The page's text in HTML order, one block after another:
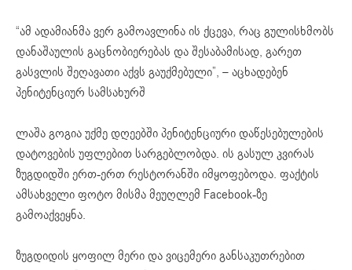
“ამ ადამიანმა ვერ გამოავლინა ის ქცევა, რაც გულისხმობს
დანაშაულის გაცნობიერებას და შესაბამისად, გარეთ
გასვლის შეღავათი აქვს გაუქმებული”, – აცხადებენ
პენიტენციურ სამსახურშ
ლაშა გოგია უქმე დღეებში პენიტენციური დაწესებულების
დატოვების უფლებით სარგებლობდა. ის გასულ კვირას
ზუგდიდში ერთ-ერთ რესტორანში იმყოფებოდა. ფაქტის
ამსახველი ფოტო მისმა მეუღლემ Facebook-ზე
გამოაქვეყნა.
ზუგდიდის ყოფილ მერი და ვიცემერი განსაკუთრებით